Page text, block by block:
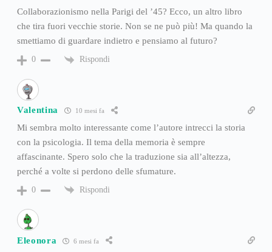
Collaborazionismo nella Parigi del ’45? Ecco, un altro libro
che tira fuori vecchie storie. Non se ne può più! Ma quando la
smettiamo di guardare indietro e pensiamo al futuro?
0 Rispondi
Valentina 10 mesi fa
Mi sembra molto interessante come l’autore intrecci la storia
con la psicologia. Il tema della memoria è sempre
affascinante. Spero solo che la traduzione sia all’altezza,
perché a volte si perdono delle sfumature.
0 Rispondi
Eleonora 6 mesi fa